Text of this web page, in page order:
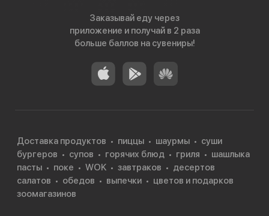
Заказывай еду через
приложение и получай в 2 раза
больше баллов на сувениры!
Доставка продуктов пиццы шаурмы
суши
бургеров
супов горячих блюд гриля
шашлыка
пасты
поке WOK завтраков
десертов
салатов
обедов выпечки
цветов и подарков
зоомагазинов